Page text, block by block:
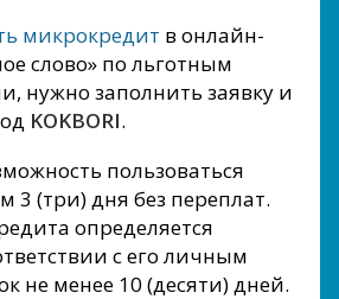
микрокредит в онлайн-
слово» по льготным
нужно заполнить заявку и
KOKBORI.
пользоваться
3 (три) дня без переплат.
определяется
с его личным
не менее 10 (десяти) дней.